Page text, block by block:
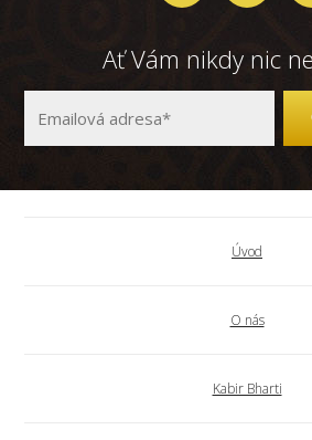
Ať Vám nikdy nic
Úvod
O nás
Kabir Bharti